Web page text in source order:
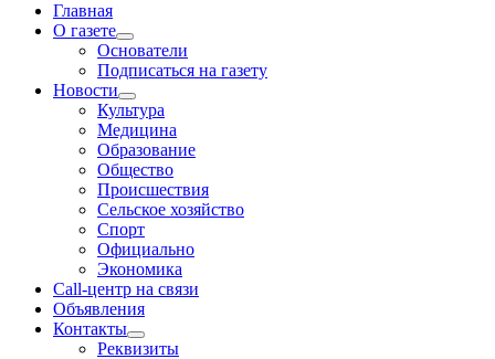
Главная
О газете
Основатели
Подписаться на газету
Новости
Культура
Медицина
Образование
Общество
Происшествия
Сельское хозяйство
Спорт
Официально
Экономика
Call-центр на связи
Объявления
Контакты
Реквизиты